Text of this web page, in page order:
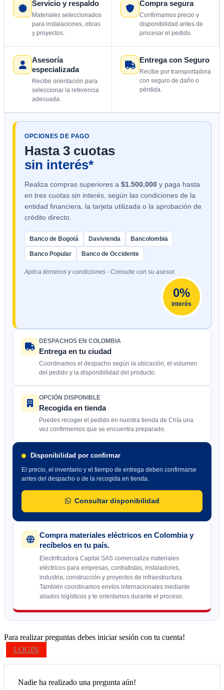
Servicio y respaldo
Materiales seleccionados
para instalaciones, obras
y proyectos.
Compra segura
Confirmamos precio y
disponibilidad antes de
procesar el pedido.
Asesoría
especializada
Recibe orientación para
seleccionar la referencia
adecuada.
Entrega con Seguro
Recibe por transportadora
con seguro de daño o
pérdida.
OPCIONES DE PAGO
Hasta 3 cuotas
sin interés*
Realiza compras superiores a $1.500.000 y paga hasta
en tres cuotas sin interés, según las condiciones de la
entidad financiera, la tarjeta utilizada o la aprobación de
crédito directo.
Banco de Bogotá Davivienda Bancolombia
Banco Popular Banco de Occidente
Aplica términos y condiciones - Consulte con su asesor.
0%
interés
DESPACHOS EN COLOMBIA
Entrega en tu ciudad
Coordinamos el despacho según la ubicación, el volumen
del pedido y la disponibilidad del producto.
OPCIÓN DISPONIBLE
Recogida en tienda
Puedes recoger el pedido en nuestra tienda de Chía una
vez confirmemos que se encuentra preparado.
Disponibilidad por confirmar
El precio, el inventario y el tiempo de entrega deben confirmarse
antes del despacho o de la recogida en tienda.
Consultar disponibilidad
Compra materiales eléctricos en Colombia y
recíbelos en tu país.
Electrificadora Capital SAS comercializa materiales
eléctricos para empresas, contratistas, instaladores,
industria, construcción y proyectos de infraestructura.
También coordinamos envíos internacionales mediante
aliados logísticos y te orientamos durante el proceso.
Para realizar preguntas debes iniciar sesión con tu cuenta!
LOGIN
Nadie ha realizado una pregunta aún!